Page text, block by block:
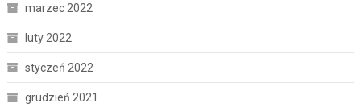
marzec 2022
luty 2022
styczeń 2022
grudzień 2021